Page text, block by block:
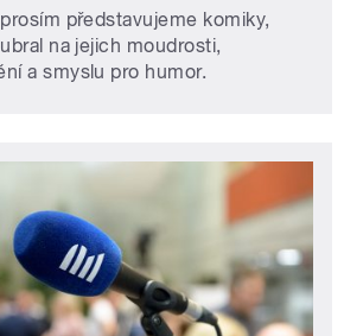
představujeme komiky,
na jejich moudrosti,
a smyslu pro humor.